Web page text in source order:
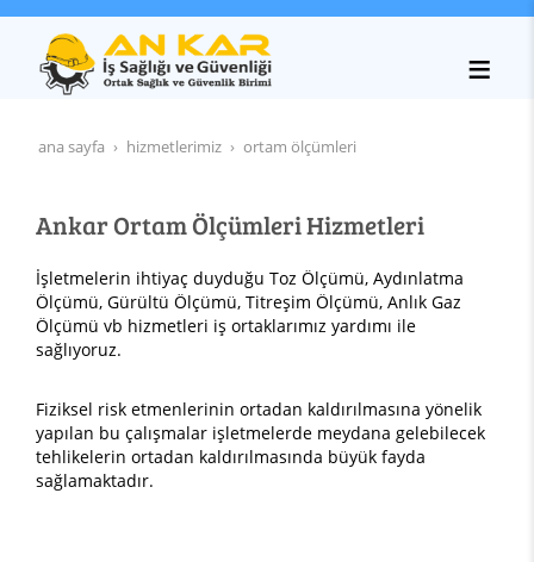
ana sayfa hizmetlerimiz ortam ölçümleri
Ankar Ortam Ölçümleri Hizmetleri
İşletmelerin ihtiyaç duyduğu Toz Ölçümü, Aydınlatma
Ölçümü, Gürültü Ölçümü, Titreşim Ölçümü, Anlık Gaz
Ölçümü vb hizmetleri iş ortaklarımız yardımı ile
sağlıyoruz.
Fiziksel risk etmenlerinin ortadan kaldırılmasına yönelik
yapılan bu çalışmalar işletmelerde meydana gelebilecek
tehlikelerin ortadan kaldırılmasında büyük fayda
sağlamaktadır.